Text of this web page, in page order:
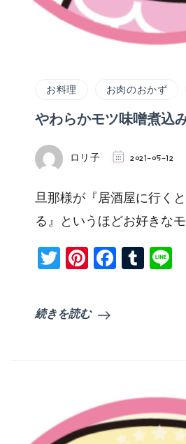
お料理 お肉のおかず
やわらかモツ味噌煮込
ロリ子 2021-05-12
旦那様が『居酒屋に行く
る』というほどお好きな
TwitterPinterest
続きを読む